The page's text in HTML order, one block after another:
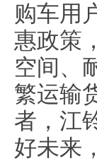
购车用
惠政策
空间、
繁运输
者，江
好未来